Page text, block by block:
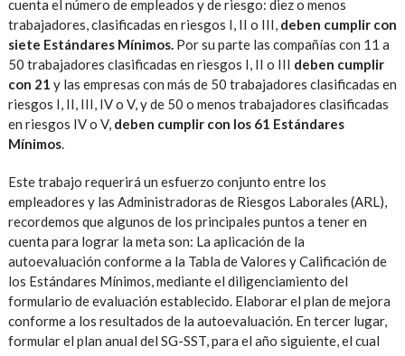
cuenta el número de empleados y de riesgo: diez o menos
trabajadores, clasificadas en riesgos I, II o III, deben cumplir con
siete Estándares Mínimos. Por su parte las compañías con 11 a
50 trabajadores clasificadas en riesgos I, II o III deben cumplir
con 21 y las empresas con más de 50 trabajadores clasificadas en
riesgos I, II, III, IV o V, y de 50 o menos trabajadores clasificadas
en riesgos IV o V, deben cumplir con los 61 Estándares
Mínimos.
Este trabajo requerirá un esfuerzo conjunto entre los
empleadores y las Administradoras de Riesgos Laborales (ARL),
recordemos que algunos de los principales puntos a tener en
cuenta para lograr la meta son: La aplicación de la
autoevaluación conforme a la Tabla de Valores y Calificación de
los Estándares Mínimos, mediante el diligenciamiento del
formulario de evaluación establecido. Elaborar el plan de mejora
conforme a los resultados de la autoevaluación. En tercer lugar,
formular el plan anual del SG-SST, para el año siguiente, el cual